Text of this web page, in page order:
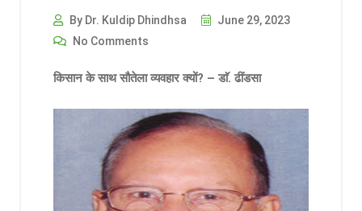
By Dr. Kuldip Dhindhsa
June 29, 2023
No Comments
किसान के साथ सौतेला व्यवहार क्यों? – डाॅ. ढींडसा